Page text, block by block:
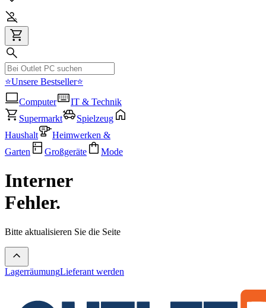
⭐Unsere Bestseller⭐
Computer
IT & Technik
Supermarkt
Spielzeug
Haushalt
Heimwerken &
Garten
Großgeräte Mode
Interner
Fehler.
Bitte aktualisieren Sie die Seite
LagerräumungLieferant werden